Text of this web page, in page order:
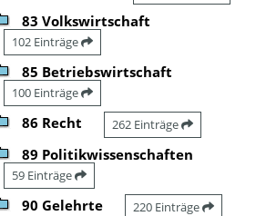
83 Volkswirtschaft
102 Einträge
85 Betriebswirtschaft
100 Einträge
86 Recht 262 Einträge
89 Politikwissenschaften
59 Einträge
90 Gelehrte 220 Einträge